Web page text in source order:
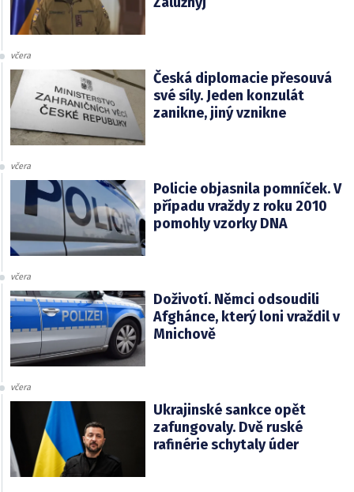
včera
Česká diplomacie přesouvá
své síly. Jeden konzulát
zanikne, jiný vznikne
včera
Policie objasnila pomníček. V
případu vraždy z roku 2010
pomohly vzorky DNA
včera
Doživotí. Němci odsoudili
Afghánce, který loni vraždil v
Mnichově
včera
Ukrajinské sankce opět
zafungovaly. Dvě ruské
rafinérie schytaly úder